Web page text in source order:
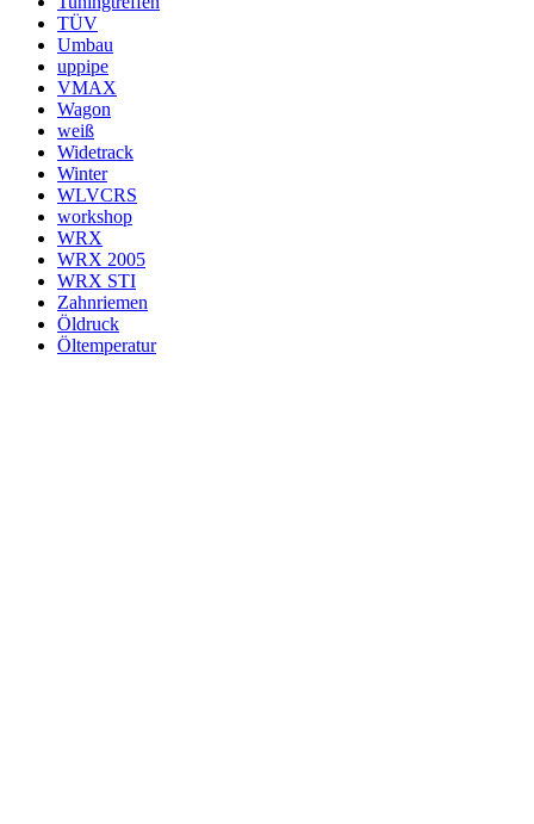
TÜV
Umbau
uppipe
VMAX
Wagon
weiß
Widetrack
Winter
WLVCRS
workshop
WRX
WRX 2005
WRX STI
Zahnriemen
Öldruck
Öltemperatur